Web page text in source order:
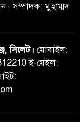
সম্পাদক: মুহাম্মদ
সিলেট। মোবাইল:
ই-মেইল: